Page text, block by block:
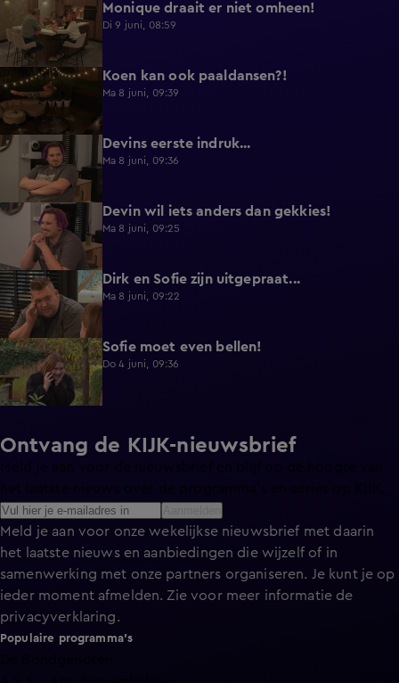
0:29 Monique draait er niet omheen!
Di 9 juni, 08:59
0:38 Koen kan ook paaldansen?!
Ma 8 juni, 09:39
0:30 Devins eerste indruk...
Ma 8 juni, 09:36
0:25 Devin wil iets anders dan gekkies!
Ma 8 juni, 09:25
0:26 Dirk en Sofie zijn uitgepraat...
Ma 8 juni, 09:22
1:13 Sofie moet even bellen!
Do 4 juni, 09:36
Ontvang de KIJK-nieuwsbrief
Meld je aan voor onze wekelijkse nieuwsbrief met daarin
het laatste nieuws en aanbiedingen die wijzelf of in
samenwerking met onze partners organiseren. Je kunt je op
ieder moment afmelden. Zie voor meer informatie de
privacyverklaring.
Populaire programma's